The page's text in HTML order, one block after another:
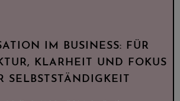
IM BUSINESS: FÜR
KLARHEIT UND FOKUS
SELBSTSTÄNDIGKEIT